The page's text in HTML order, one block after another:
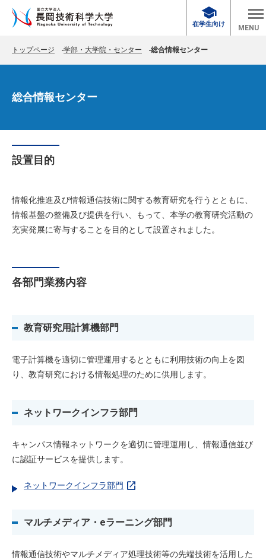
school
在学生向け MENU
トップページ 学部・大学院・センター 総合情報センター
総合情報センター
設置目的
情報化推進及び情報通信技術に関する教育研究を行うとともに、
情報基盤の整備及び提供を行い、もって、本学の教育研究活動の
充実発展に寄与することを目的として設置されました。
各部門業務内容
教育研究用計算機部門
電子計算機を適切に管理運用するとともに利用技術の向上を図
り、教育研究における情報処理のために供用します。
ネットワークインフラ部門
キャンパス情報ネットワークを適切に管理運用し、情報通信並び
に認証サービスを提供します。
ネットワークインフラ部門 open_in_new
マルチメディア・eラーニング部門
情報通信技術やマルチメディア処理技術等の先端技術を活用した